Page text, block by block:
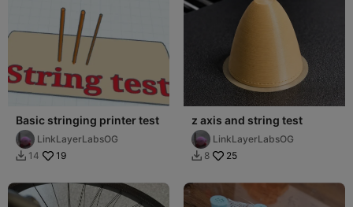
Basic stringing printer test
LinkLayerLabsOG
 14 19
z axis and string test
LinkLayerLabsOG
 8 25